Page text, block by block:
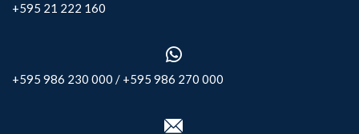
+595 21 222 160
+595 986 230 000 / +595 986 270 000